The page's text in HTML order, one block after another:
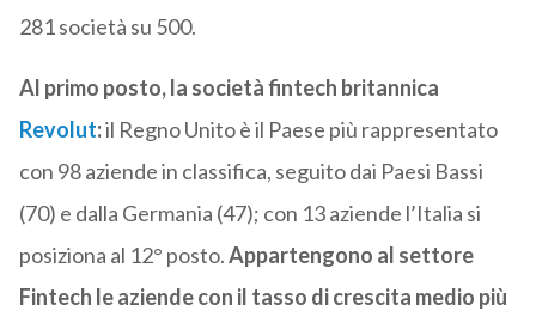
281 società su 500.
Al primo posto, la società fintech britannica
Revolut:il Regno Unito è il Paese più rappresentato
con 98 aziende in classifica, seguito dai Paesi Bassi
(70) e dalla Germania (47); con 13 aziende l’Italia si
posiziona al 12° posto.Appartengono al settore
Fintech le aziende con il tasso di crescita medio più